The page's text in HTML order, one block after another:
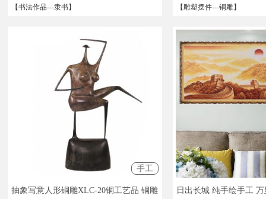
【书法作品---隶书】 【雕塑摆件---铜雕】
手工
抽象写意人形铜雕XLC-20铜工艺品 铜雕
日出长城 纯手绘手工